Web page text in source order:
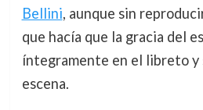
Bellini, aunque sin
que hacía que la gracia del
íntegramente en el libreto y
escena.